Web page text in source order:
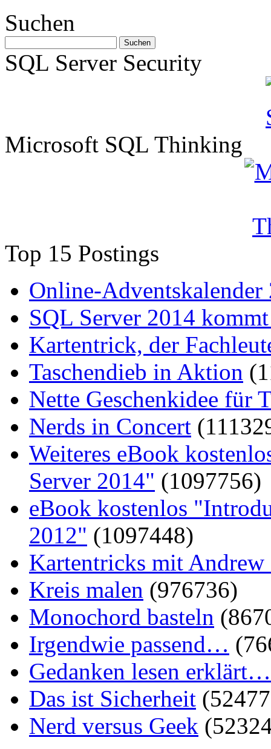
Suchen
SQL Server Security
Microsoft SQL Thinking
Top 15 Postings
Online-Adventskalender
SQL Server 2014
Kartentrick, der
Taschendieb in Aktion
Nette Geschenkidee für
Nerds in Concert
Weiteres eBook
Server 2014" (1097756)
eBook kostenlos
2012" (1097448)
Kartentricks mit
Kreis malen (976736)
Monochord basteln
Irgendwie passend…
Gedanken lesen erklärt…
Das ist Sicherheit
Nerd versus Geek